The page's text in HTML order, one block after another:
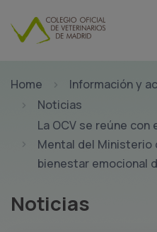
Home
Información y
Noticias
La OCV se reúne
Mental del Ministerio
bienestar emocional
Noticias